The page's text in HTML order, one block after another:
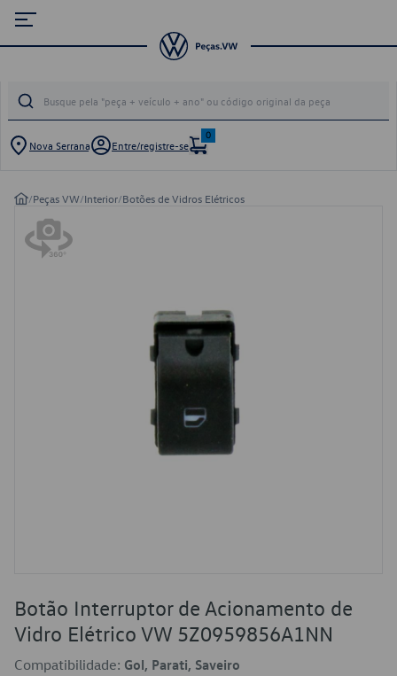
Nova Serrana Entre/registre-se
0
/Peças VW/Interior/Botões de Vidros Elétricos
Botão Interruptor de Acionamento de
Vidro Elétrico VW 5Z0959856A1NN
Compatibilidade: Gol, Parati, Saveiro